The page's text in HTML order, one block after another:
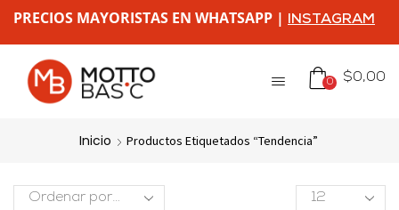
PRECIOS MAYORISTAS EN WHATSAPP | INSTAGRAM
0 $0,00
Inicio Productos Etiquetados “tendencia”